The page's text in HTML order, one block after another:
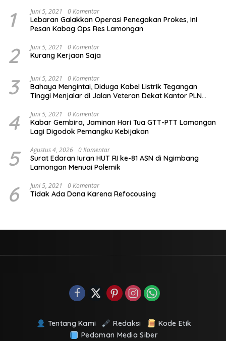
1 Juni 5, 2021 0 Komentar
Lebaran Galakkan Operasi Penegakan Prokes, Ini
Pesan Kabag Ops Res Lamongan
2 Juni 5, 2021 0 Komentar
Kurang Kerjaan Saja
3 Juni 5, 2021 0 Komentar
Bahaya Mengintai, Diduga Kabel Listrik Tegangan
Tinggi Menjalar di Jalan Veteran Dekat Kantor PLN
4 Juni 5, 2021 0 Komentar
Kabar Gembira, Jaminan Hari Tua GTT-PTT Lamongan
Lagi Digodok Pemangku Kebijakan
5 Agustus 4, 2026 0 Komentar
Surat Edaran Iuran HUT RI ke-81 ASN di Ngimbang
Lamongan Menuai Polemik
6 Juni 5, 2021 0 Komentar
Tidak Ada Dana Karena Refocousing
Tentang Kami Redaksi
Kode Etik
Pedoman Media Siber